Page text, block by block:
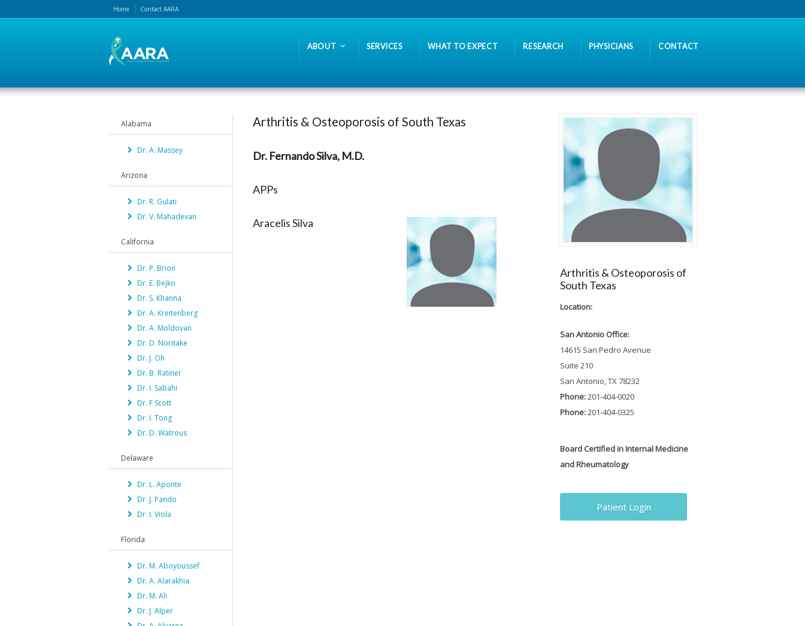
Home Contact AARA
ABOUT SERVICES WHAT TO EXPECT RESEARCH PHYSICIANS CONTACT
Alabama
Dr. A. Massey
Arizona
Dr. R. Gulati
Dr. V. Mahadevan
California
Dr. P. Brion
Dr. E. Bejko
Dr. S. Khanna
Dr. A. Kreitenberg
Dr. A. Moldovan
Dr. D. Noritake
Dr. J. Oh
Dr. B. Ratiner
Dr. I. Sabahi
Dr. F Scott
Dr. I. Tong
Dr. D. Watrous
Delaware
Dr. L. Aponte
Dr. J. Pando
Dr. I. Viola
Florida
Dr. M. Aboyoussef
Dr. A. Alarakhia
Dr. M. Ali
Dr. J. Alper
Arthritis & Osteoporosis of South Texas
Dr. Fernando Silva, M.D.
APPs
Aracelis Silva
Arthritis & Osteoporosis of
South Texas
Location:
San Antonio Office:
14615 San Pedro Avenue
Suite 210
San Antonio, TX 78232
Phone:201-404-0020
Phone:201-404-0325
Board Certified in Internal Medicine
and Rheumatology
Patient Login